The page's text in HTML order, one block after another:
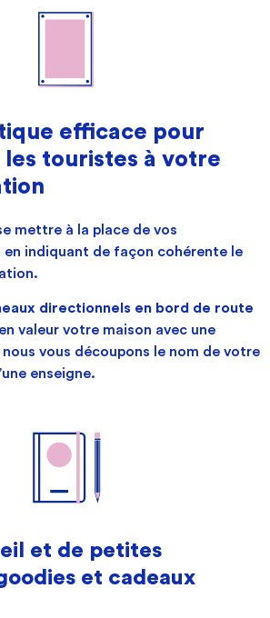
efficace pour
touristes à votre
mettre à la place de vos
indiquant de façon cohérente le
directionnels en bord de route
valeur votre maison avec une
vous découpons le nom de votre
enseigne.
et de petites
et cadeaux